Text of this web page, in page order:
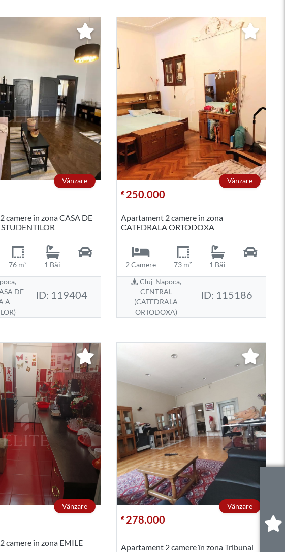
Vânzare
camere în zona CASA DE
76 m² 1 Băi
-
DE
A
ID: 119404
Vânzare
€ 250.000
Apartament 2 camere în zona
CATEDRALA ORTODOXA
2 Camere 73 m² 1 Băi
-
Cluj-Napoca,
CENTRAL
(CATEDRALA
ORTODOXA)
ID: 115186
Vânzare
camere în zona EMILE
Vânzare
€ 278.000
Apartament 2 camere în zona Tribunal